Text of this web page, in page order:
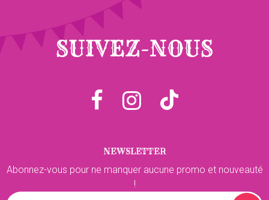
SUIVEZ-NOUS
NEWSLETTER
Abonnez-vous pour ne manquer aucune promo et nouveauté
!